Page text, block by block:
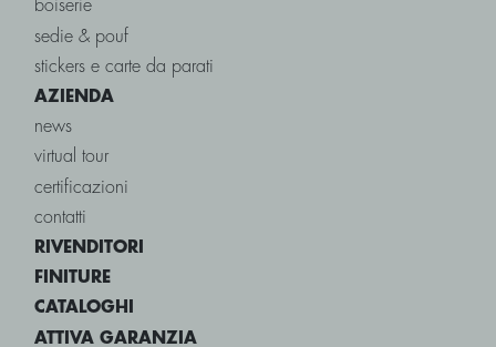
boiserie
sedie & pouf
stickers e carte da parati
AZIENDA
news
virtual tour
certificazioni
contatti
RIVENDITORI
FINITURE
CATALOGHI
ATTIVA GARANZIA